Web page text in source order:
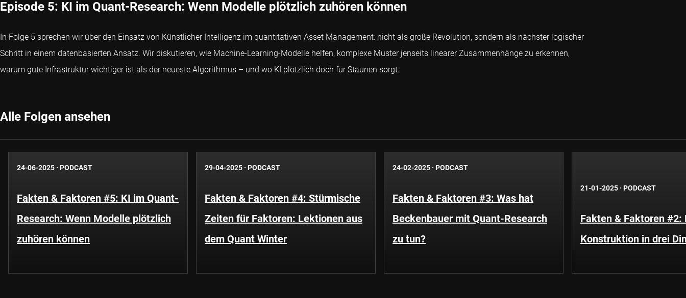
Episode 5: KI im Quant-Research: Wenn Modelle plötzlich zuhören können
In Folge 5 sprechen wir über den Einsatz von Künstlicher Intelligenz im quantitativen Asset Management: nicht als große Revolution, sondern als nächster logischer
Schritt in einem datenbasierten Ansatz. Wir diskutieren, wie Machine-Learning-Modelle helfen, komplexe Muster jenseits linearer Zusammenhänge zu erkennen,
warum gute Infrastruktur wichtiger ist als der neueste Algorithmus – und wo KI plötzlich doch für Staunen sorgt.
Alle Folgen ansehen
24-06-2025 · PODCAST
Fakten & Faktoren #5: KI im Quant-
Research: Wenn Modelle plötzlich
zuhören können
29-04-2025 · PODCAST
Fakten & Faktoren #4: Stürmische
Zeiten für Faktoren: Lektionen aus
dem Quant Winter
24-02-2025 · PODCAST
Fakten & Faktoren #3: Was hat
Beckenbauer mit Quant-Research
zu tun?
21-01-2025 · PODCAST
Fakten & Faktoren
Konstruktion in drei